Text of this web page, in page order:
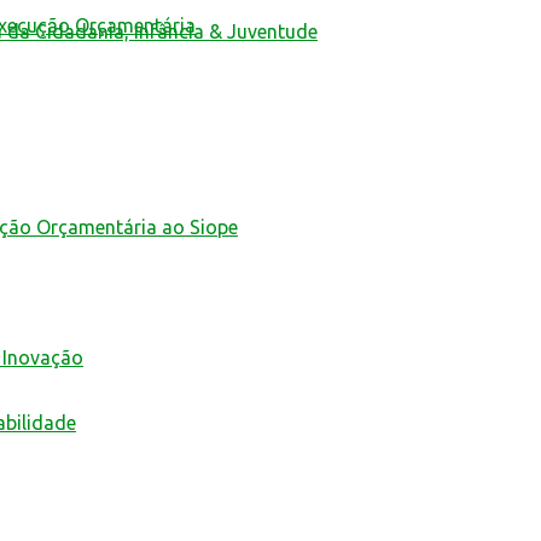
Orçamentária
Cidadania, Infância & Juventude
Orçamentária ao Siope